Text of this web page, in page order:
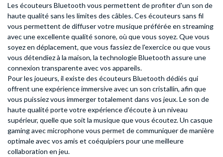
Les écouteurs Bluetooth vous permettent de profiter d'un son de
haute qualité sans les limites des câbles. Ces écouteurs sans fil
vous permettent de diffuser votre musique préférée en streaming
avec une excellente qualité sonore, où que vous soyez. Que vous
soyez en déplacement, que vous fassiez de l'exercice ou que vous
vous détendiez à la maison, la technologie Bluetooth assure une
connexion transparente avec vos appareils.
Pour les joueurs, il existe des écouteurs Bluetooth dédiés qui
offrent une expérience immersive avec un son cristallin, afin que
vous puissiez vous immerger totalement dans vos jeux. Le son de
haute qualité porte votre expérience d'écoute à un niveau
supérieur, quelle que soit la musique que vous écoutez. Un casque
gaming avec microphone vous permet de communiquer de manière
optimale avec vos amis et coéquipiers pour une meilleure
collaboration en jeu.